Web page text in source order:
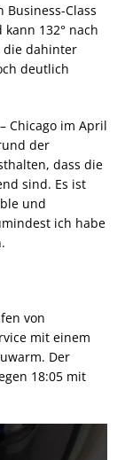
Business-Class
132° nach
die dahinter
deutlich
Chicago im April
der
dass die
sind. Es ist
und
ich habe
von
mit einem
Der
18:05 mit